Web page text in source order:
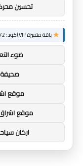
تحسين
باقة متميزة VIP (كود: AA35872):
ضوء
موقع
موقع
اركان